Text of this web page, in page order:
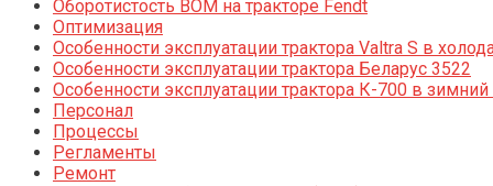
Оборотистость ВОМ на тракторе Fendt
Оптимизация
Особенности эксплуатации трактора Valtra S в
Особенности эксплуатации трактора Беларус 3522
Особенности эксплуатации трактора К-700 в
Персонал
Процессы
Регламенты
Ремонт